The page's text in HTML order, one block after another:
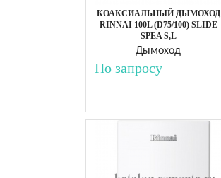
КОАКСИАЛЬНЫЙ ДЫМОХОД
RINNAI 100L (D75/100) SLIDE
SPEA S,L
Дымоход
По запросу